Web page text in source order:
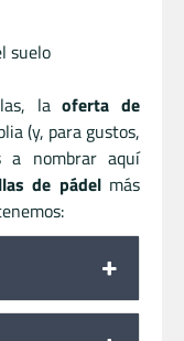
laoferta de
(y, para gustos,
a nombrar aquí
de pádelmás